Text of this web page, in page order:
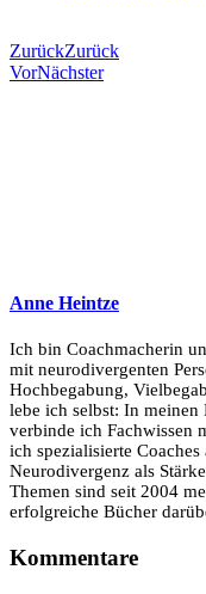
ZurückZurück
VorNächster
Anne Heintze
Ich bin Coachmacherin
mit neurodivergenten
Hochbegabung,
lebe ich selbst: In
verbinde ich Fachwissen
ich spezialisierte
Neurodivergenz als
Themen sind seit 2004
erfolgreiche Bücher
Kommentare